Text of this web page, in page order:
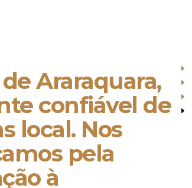
Araraquara,
confiável de
local. Nos
pela
à